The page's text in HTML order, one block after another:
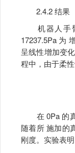
2.4.2 结果
机器人手臂
17237.5Pa 为
呈线性增加变
程中，由于柔
在 0Pa 的真
随着所 施加的
刚度。实验表